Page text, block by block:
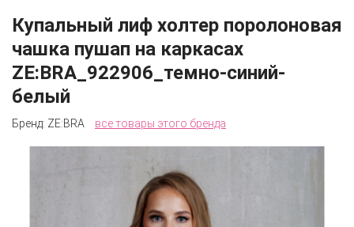
Купальный лиф холтер поролоновая
чашка пушап на каркасах
ZE:BRA_922906_темно-синий-
белый
Бренд: ZE:BRA все товары этого бренда